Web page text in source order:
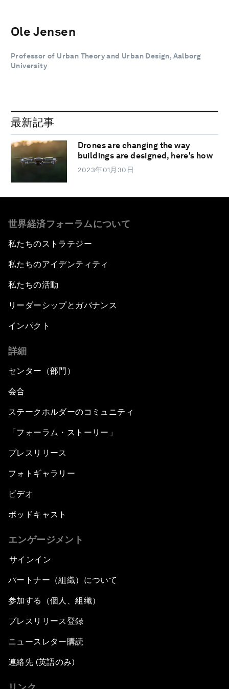
Ole Jensen
Professor of Urban Theory and Urban Design, Aalborg
University
最新記事
Drones are changing the way
buildings are designed, here's how
2023年01月30日
世界経済フォーラムについて
私たちのストラテジー
私たちのアイデンティティ
私たちの活動
リーダーシップとガバナンス
インパクト
詳細
センター（部門）
会合
ステークホルダーのコミュニティ
「フォーラム・ストーリー」
プレスリリース
フォトギャラリー
ビデオ
ポッドキャスト
エンゲージメント
サインイン
パートナー（組織）について
参加する（個人、組織）
プレスリリース登録
ニュースレター購読
連絡先 (英語のみ)